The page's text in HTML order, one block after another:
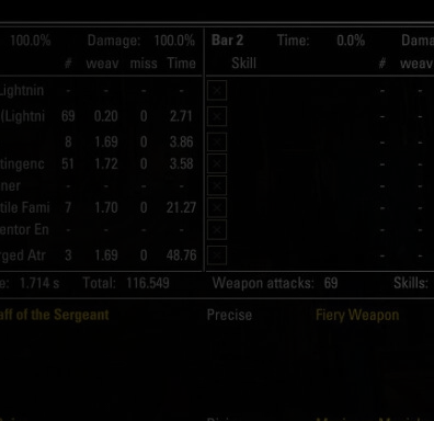
ESO Server Status AlcastHQ
First Descendant